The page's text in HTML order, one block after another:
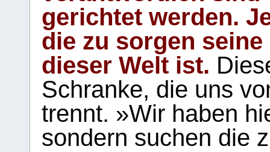
gerichtet werden.
die zu sorgen
dieser Welt ist.
Schranke, die uns
trennt. »Wir haben
sondern suchen die